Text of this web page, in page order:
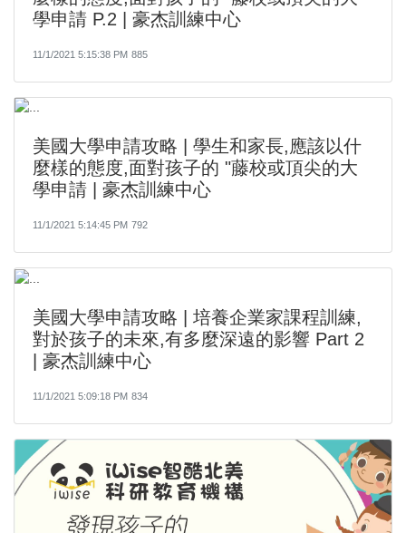
學申請 P.2 | 豪杰訓練中心
11/1/2021 5:15:38 PM 885
美國大學申請攻略 | 學生和家長,應該以什
麼樣的態度,面對孩子的 "藤校或頂尖的大
學申請 | 豪杰訓練中心
11/1/2021 5:14:45 PM 792
美國大學申請攻略 | 培養企業家課程訓練,
對於孩子的未來,有多麼深遠的影響 Part 2
| 豪杰訓練中心
11/1/2021 5:09:18 PM 834